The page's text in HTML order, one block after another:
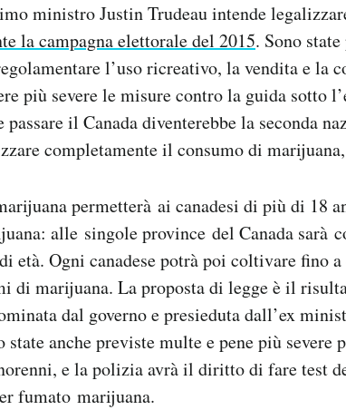
ministro Justin Trudeau intende
la campagna elettorale del 2015. Sono
l’uso ricreativo, la vendita e la
più severe le misure contro la guida sotto
passare il Canada diventerebbe la seconda
completamente il consumo di
permetterà ai canadesi di più di 18
alle singole province del Canada sarà
età. Ogni canadese potrà poi coltivare fino a
di marijuana. La proposta di legge è il
dal governo e presieduta dall’ex
anche previste multe e pene più severe
e la polizia avrà il diritto di fare test
fumato marijuana.